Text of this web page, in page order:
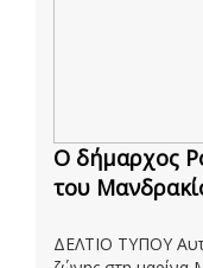
Ο δήμαρχος
του
ΔΕΛΤΙΟ ΤΥΠΟΥ